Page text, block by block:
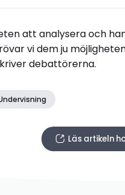
att analysera och
vi dem ju
debattörerna.
Läs artikeln